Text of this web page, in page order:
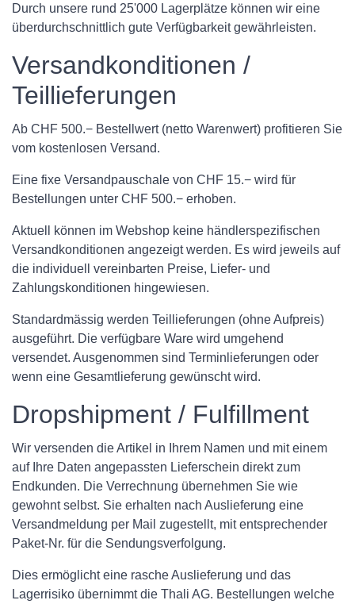
Durch unsere rund 25'000 Lagerplätze können wir eine
überdurchschnittlich gute Verfügbarkeit gewährleisten.
Versandkonditionen /
Teillieferungen
Ab CHF 500.− Bestellwert (netto Warenwert) profitieren Sie
vom kostenlosen Versand.
Eine fixe Versandpauschale von CHF 15.− wird für
Bestellungen unter CHF 500.− erhoben.
Aktuell können im Webshop keine händlerspezifischen
Versandkonditionen angezeigt werden. Es wird jeweils auf
die individuell vereinbarten Preise, Liefer- und
Zahlungskonditionen hingewiesen.
Standardmässig werden Teillieferungen (ohne Aufpreis)
ausgeführt. Die verfügbare Ware wird umgehend
versendet. Ausgenommen sind Terminlieferungen oder
wenn eine Gesamtlieferung gewünscht wird.
Dropshipment / Fulfillment
Wir versenden die Artikel in Ihrem Namen und mit einem
auf Ihre Daten angepassten Lieferschein direkt zum
Endkunden. Die Verrechnung übernehmen Sie wie
gewohnt selbst. Sie erhalten nach Auslieferung eine
Versandmeldung per Mail zugestellt, mit entsprechender
Paket-Nr. für die Sendungsverfolgung.
Dies ermöglicht eine rasche Auslieferung und das
Lagerrisiko übernimmt die Thali AG. Bestellungen welche